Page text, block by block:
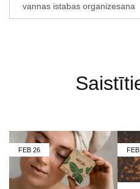
vannas istabas organizesana
FEB 26 FEB